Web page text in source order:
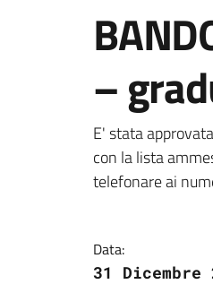
–
E' stata
con la lista
telefonare ai
Data:
31 Dicembre